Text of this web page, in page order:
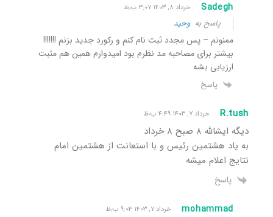
Sadegh خرداد ۸, ۱۴۰۳ ۳:۰۷ ب٫ظ
پاسخ به وحید
ممنونم – پس مجدد ثبت نام کنم و رکورد جدید بزنم !!!!!!!
بیشتر برای مصاحبه مد نظرم بود امیدوارم همین هم مثبت
ارزیابی بشه
پاسخ
R.tush خرداد ۷, ۱۴۰۳ ۴:۴۹ ب٫ظ
دیگه ایشالله ۸ صبح ۸ خرداد
به یاد هشتمین رئیس و با استعانت از هشتمین امام
نتایج اعلام میشه
پاسخ
mohammad خرداد ۷, ۱۴۰۳ ۹:۰۴ ب٫ظ